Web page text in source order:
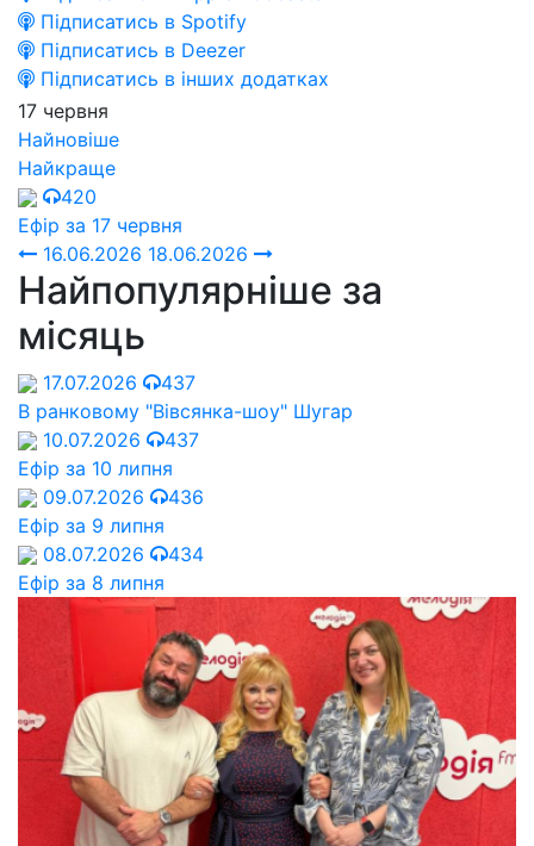
Підписатись в Spotify
Підписатись в Deezer
Підписатись в інших додатках
17 червня
Найновіше
Найкраще
420
Ефір за 17 червня
16.06.2026 18.06.2026
Найпопулярніше за
місяць
17.07.2026
437
В ранковому "Вівсянка-шоу" Шугар
10.07.2026
437
Ефір за 10 липня
09.07.2026
436
Ефір за 9 липня
08.07.2026
434
Ефір за 8 липня